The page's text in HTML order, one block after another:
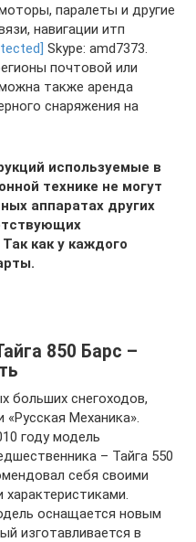
паралеты и другие
навигации итп
Skype: amd7373.
почтовой или
также аренда
снаряжения на
используемые в
технике не могут
аппаратах других
как у каждого
850 Барс –
больших снегоходов,
Механика».
году модель
– Тайга 550
себя своими
оснащается новым
изготавливается в